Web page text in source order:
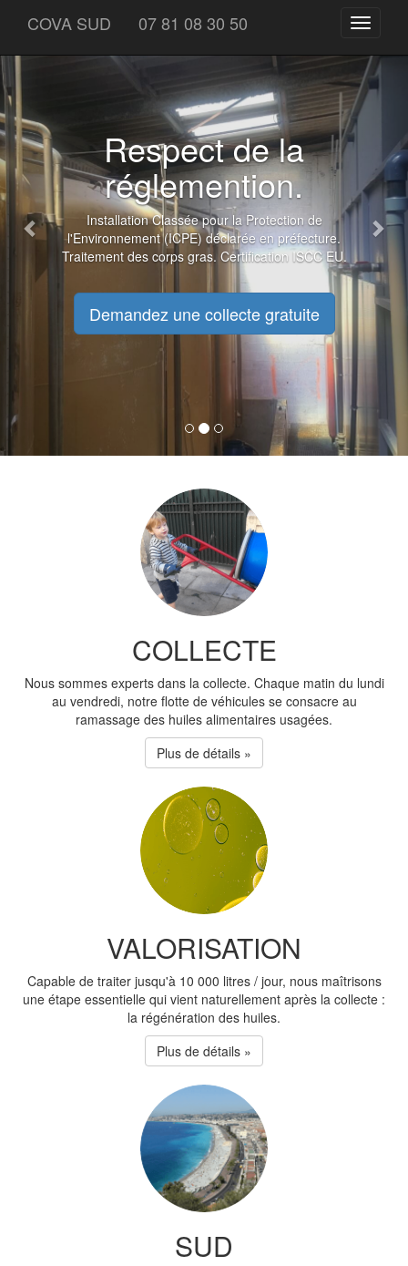
Toggle
COVA SUD 07 81 08 30 50
Respect de la
réglemention.
Installation Classée pour la Protection de
l'Environnement (ICPE) déclarée en préfecture.
Traitement des corps gras. Certification ISCC EU.
Demandez une collecte gratuite
Previous
COLLECTE
Nous sommes experts dans la collecte. Chaque matin du lundi
au vendredi, notre flotte de véhicules se consacre au
ramassage des huiles alimentaires usagées.
Plus de détails »
VALORISATION
Capable de traiter jusqu'à 10 000 litres / jour, nous maîtrisons
une étape essentielle qui vient naturellement après la collecte :
la régénération des huiles.
Plus de détails »
SUD